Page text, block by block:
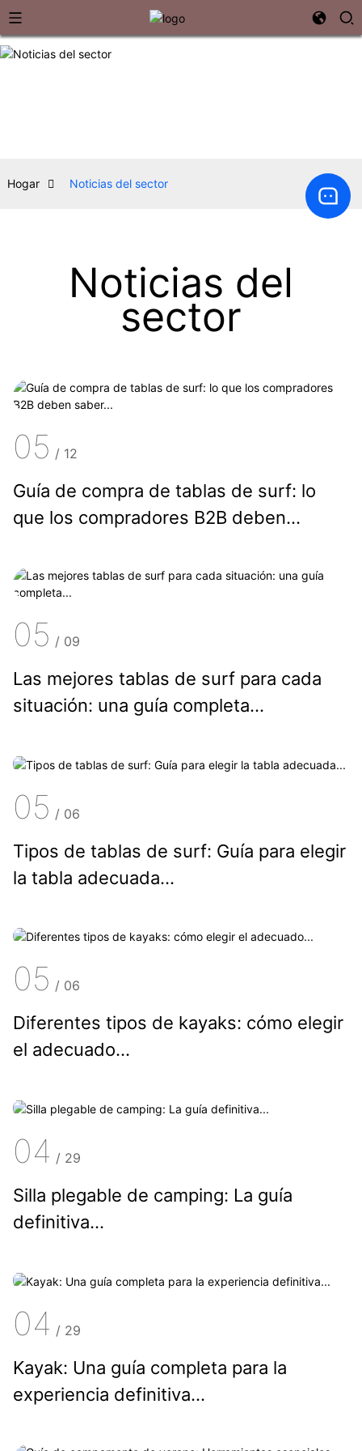
Hogar Noticias del sector
Noticias del
sector
05 / 12
Guía de compra de tablas de surf: lo
que los compradores B2B deben
05 / 09
Las mejores tablas de surf para cada
situación: una guía completa...
05 / 06
Tipos de tablas de surf: Guía para elegir
la tabla adecuada...
05 / 06
Diferentes tipos de kayaks: cómo elegir
el adecuado...
04 / 29
Silla plegable de camping: La guía
definitiva...
04 / 29
Kayak: Una guía completa para la
experiencia definitiva...